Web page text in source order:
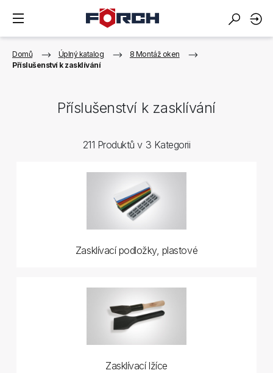
Domů Úplný katalog
8 Montáž oken
Příslušenství k zasklívání
Příslušenství k zasklívání
211 Produktů v 3 Kategorii
Zasklívací podložky, plastové
Zasklívací lžíce